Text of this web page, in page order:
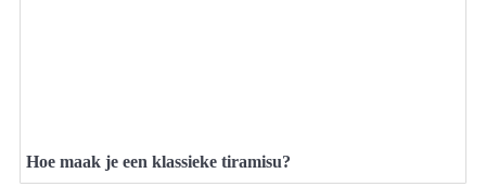
Hoe maak je een klassieke tiramisu?